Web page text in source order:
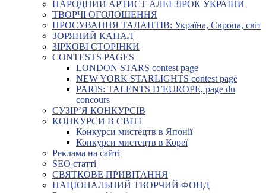
НАРОДНИЙ АРТИСТ АЛЕЇ ЗІРОК УКРАЇНИ
ТВОРЧІ ОГОЛОШЕННЯ
ПРОСУВАННЯ ТАЛАНТІВ: Україна, Європа, світ
ЗОРЯНИЙ КАНАЛ
ЗІРКОВІ СТОРІНКИ
CONTESTS PAGES
LONDON STARS contest page
NEW YORK STARLIGHTS contest page
PARIS: TALENTS D’EUROPE, page du
concours
СУЗІР’Я КОНКУРСІВ
КОНКУРСИ В СВІТІ
Конкурси мистецтв в Японії
Конкурси мистецтв в Кореї
Реклама на сайті
SEO статті
СВЯТКОВЕ ПРИВІТАННЯ
НАЦІОНАЛЬНИЙ ТВОРЧИЙ ФОНД